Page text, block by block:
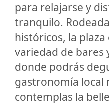
para relajarse y
tranquilo.
históricos, la
variedad de bares
donde podrás
gastronomía local
contemplas la